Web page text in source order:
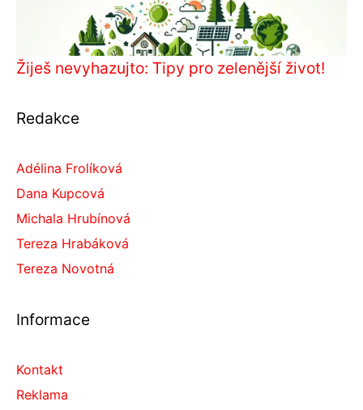
Žiješ nevyhazujto: Tipy pro zelenější život!
Redakce
Adélina Frolíková
Dana Kupcová
Michala Hrubínová
Tereza Hrabáková
Tereza Novotná
Informace
Kontakt
Reklama